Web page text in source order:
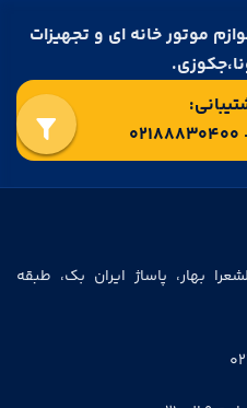
موتور خانه ای و تجهیزات
بهار، پاساژ ایران بک، طبقه